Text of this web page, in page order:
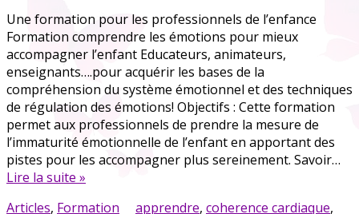
Une formation pour les professionnels de l’enfance
Formation comprendre les émotions pour mieux
accompagner l’enfant Educateurs, animateurs,
enseignants….pour acquérir les bases de la
compréhension du système émotionnel et des techniques
de régulation des émotions! Objectifs : Cette formation
permet aux professionnels de prendre la mesure de
l’immaturité émotionnelle de l’enfant en apportant des
pistes pour les accompagner plus sereinement. Savoir…
Lire la suite »
Articles, Formation apprendre, coherence cardiaque,